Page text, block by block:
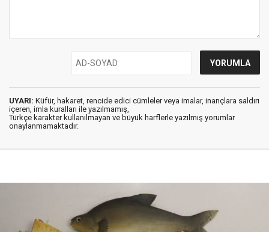
UYARI: Küfür, hakaret, rencide edici cümleler veya imalar, inançlara saldırı
içeren, imla kuralları ile yazılmamış,
Türkçe karakter kullanılmayan ve büyük harflerle yazılmış yorumlar
onaylanmamaktadır.